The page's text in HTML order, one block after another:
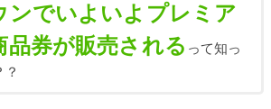
ンでいよいよプレミア
品券が販売される って知っ
？